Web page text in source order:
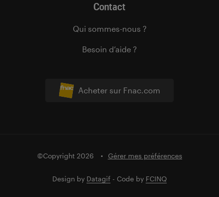
Acheter sur Fnac.com
Contact
Qui sommes-nous ?
Besoin d’aide ?
©Copyright 2026 Gérer mes préférences
Design by Datagif - Code by FCINQ